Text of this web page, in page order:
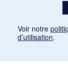
Voir notre
d’utilisation.